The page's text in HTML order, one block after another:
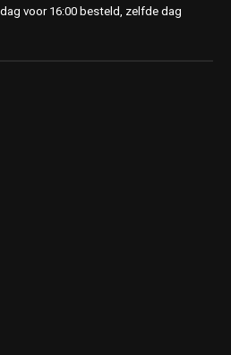
voor 16:00 besteld, zelfde dag